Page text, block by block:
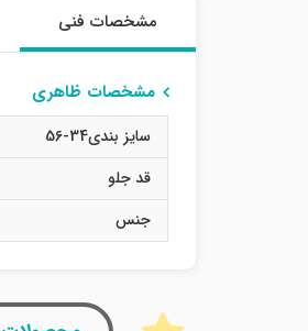
مشخصات فنی
مشخصات ظاهری
سایز بندی34-56
قد جلو
جنس